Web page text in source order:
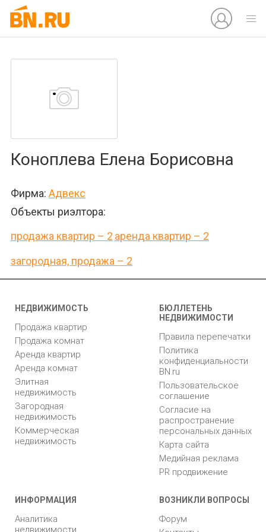
Коноплева Елена Борисовна
Фирма: Адвекс
Объекты риэлтора:
продажа квартир – 2 аренда квартир – 2
загородная, продажа – 2
НЕДВИЖИМОСТЬ
Продажа квартир
Продажа комнат
Аренда квартир
Аренда комнат
Элитная
недвижимость
Загородная
недвижимость
Коммерческая
недвижимость
БЮЛЛЕТЕНЬ
НЕДВИЖИМОСТИ
Правила перепечатки
Политика
конфиденциальности
BN.ru
Пользовательское
соглашение
Согласие на
распространение
персональных данных
Карта сайта
Медийная реклама
PR продвижение
ИНФОРМАЦИЯ
Аналитика
недвижимости
ВОЗНИКЛИ ВОПРОСЫ
Форум